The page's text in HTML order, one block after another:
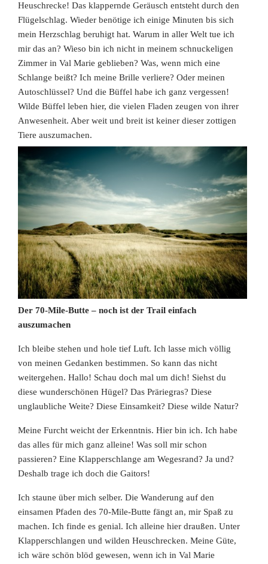
Heuschrecke! Das klappernde Geräusch entsteht durch den
Flügelschlag. Wieder benötige ich einige Minuten bis sich
mein Herzschlag beruhigt hat. Warum in aller Welt tue ich
mir das an? Wieso bin ich nicht in meinem schnuckeligen
Zimmer in Val Marie geblieben? Was, wenn mich eine
Schlange beißt? Ich meine Brille verliere? Oder meinen
Autoschlüssel? Und die Büffel habe ich ganz vergessen!
Wilde Büffel leben hier, die vielen Fladen zeugen von ihrer
Anwesenheit. Aber weit und breit ist keiner dieser zottigen
Tiere auszumachen.
Der 70-Mile-Butte – noch ist der Trail einfach
auszumachen
Ich bleibe stehen und hole tief Luft. Ich lasse mich völlig
von meinen Gedanken bestimmen. So kann das nicht
weitergehen. Hallo! Schau doch mal um dich! Siehst du
diese wunderschönen Hügel? Das Präriegras? Diese
unglaubliche Weite? Diese Einsamkeit? Diese wilde Natur?
Meine Furcht weicht der Erkenntnis. Hier bin ich. Ich habe
das alles für mich ganz alleine! Was soll mir schon
passieren? Eine Klapperschlange am Wegesrand? Ja und?
Deshalb trageich doch die Gaitors!
Ich staune über mich selber. Die Wanderung auf den
einsamen Pfaden des 70-Mile-Butte fängt an, mir Spaß zu
machen. Ich finde es genial. Ich alleine hier draußen. Unter
Klapperschlangen und wilden Heuschrecken. Meine Güte,
ich wäre schön blöd gewesen, wenn ich in Val Marie